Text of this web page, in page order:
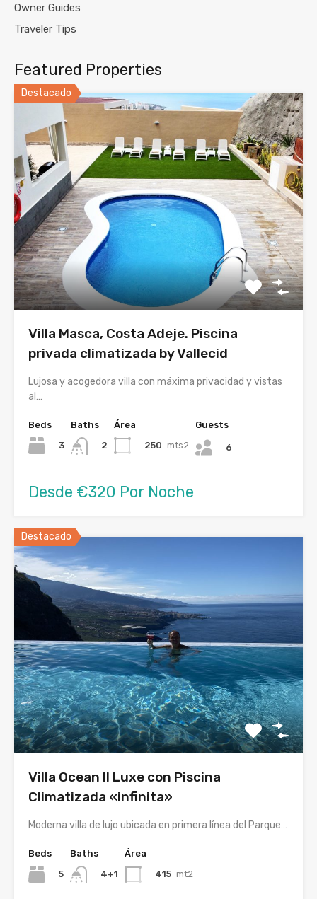
Owner Guides
Traveler Tips
Featured Properties
Destacado
Villa Masca, Costa Adeje. Piscina
privada climatizada by Vallecid
Lujosa y acogedora villa con máxima privacidad y vistas
al…
Beds
3
Baths
2
Área
250 mts2
Guests
6
Desde €320 Por Noche
Destacado
Villa Ocean II Luxe con Piscina
Climatizada «infinita»
Moderna villa de lujo ubicada en primera línea del Parque…
Beds
5
Baths
4+1
Área
415 mt2